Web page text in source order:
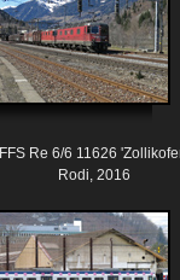
FFS Re 6/6 11626
Rodi, 2016